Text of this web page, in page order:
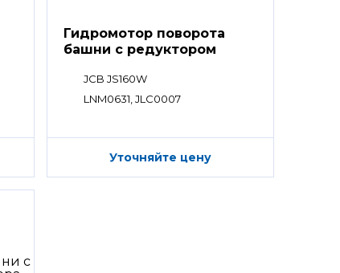
Гидромотор поворота
башни с редуктором
JCB JS160W
LNM0631, JLC0007
Уточняйте цену